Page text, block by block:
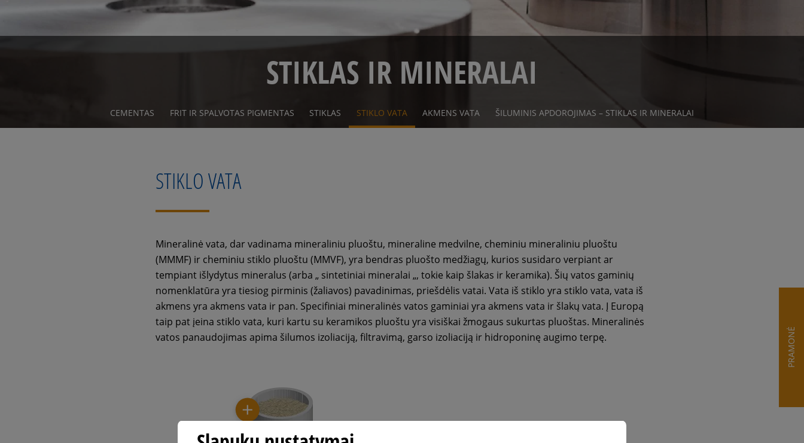
STIKLAS IR MINERALAI
CEMENTAS FRIT IR SPALVOTAS PIGMENTAS STIKLAS STIKLO VATA AKMENS VATA ŠILUMINIS APDOROJIMAS – STIKLAS IR MINERALAI
STIKLO VATA
Mineralinė vata, dar vadinama mineraliniu pluoštu, mineraline medvilne, cheminiu mineraliniu pluoštu
(MMMF) ir cheminiu stiklo pluoštu (MMVF), yra bendras pluošto medžiagų, kurios susidaro verpiant ar
tempiant išlydytus mineralus (arba „ sintetiniai mineralai „, tokie kaip šlakas ir keramika). Šių vatos gaminių
nomenklatūra yra tiesiog pirminis (žaliavos) pavadinimas, priešdėlis vatai. Vata iš stiklo yra stiklo vata, vata iš
akmens yra akmens vata ir pan. Specifiniai mineralinės vatos gaminiai yra akmens vata ir šlakų vata. Į Europą
taip pat įeina stiklo vata, kuri kartu su keramikos pluoštu yra visiškai žmogaus sukurtas pluoštas. Mineralinės
vatos panaudojimas apima šilumos izoliaciją, filtravimą, garso izoliaciją ir hidroponinę augimo terpę.
PRAMONĖ